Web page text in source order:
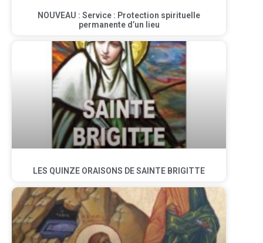
NOUVEAU : Service : Protection spirituelle
permanente d’un lieu
LES QUINZE ORAISONS DE SAINTE BRIGITTE